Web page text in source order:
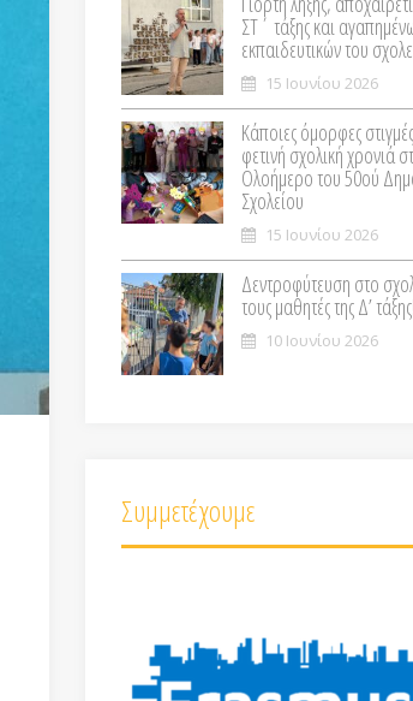
ΣΤ΄ τάξης και
εκπαιδευτικών του
15 Ιουνίου 2026
Κάποιες όμορφες
φετινή σχολική χρονιά
Ολοήμερο του 50ού
Σχολείου
15 Ιουνίου 2026
Δεντροφύτευση στο
τους μαθητές της Δ’ τάξης!
10 Ιουνίου 2026
Συμμετέχουμε